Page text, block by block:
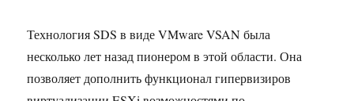
Технология SDS в виде VMware VSAN была
несколько лет назад пионером в этой области. Она
позволяет дополнить функционал гипервизиров